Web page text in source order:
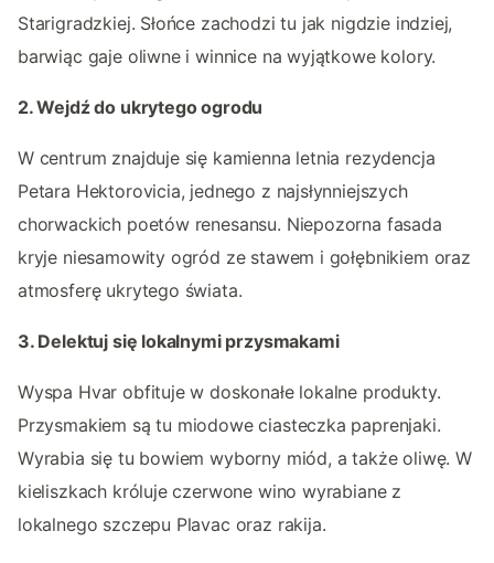
Starigradzkiej. Słońce zachodzi tu jak nigdzie indziej,
barwiąc gaje oliwne i winnice na wyjątkowe kolory.
2. Wejdź do ukrytego ogrodu
W centrum znajduje się kamienna letnia rezydencja
Petara Hektorovicia, jednego z najsłynniejszych
chorwackich poetów renesansu. Niepozorna fasada
kryje niesamowity ogród ze stawem i gołębnikiem oraz
atmosferę ukrytego świata.
3. Delektuj się lokalnymi przysmakami
Wyspa Hvar obfituje w doskonałe lokalne produkty.
Przysmakiem są tu miodowe ciasteczka paprenjaki.
Wyrabia się tu bowiem wyborny miód, a także oliwę. W
kieliszkach króluje czerwone wino wyrabiane z
lokalnego szczepu Plavac oraz rakija.